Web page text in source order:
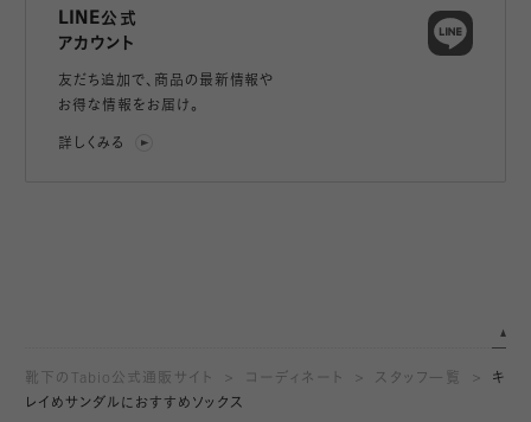
LINE公式
アカウント
友だち追加で、 商品の最新情報や
お得な情報をお届け。
詳しくみる
靴下のTabio公式通販サイト コーディネート スタッフ一覧
キ
レイめサンダルにおすすめソックス